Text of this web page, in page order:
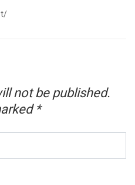
not be published.
*